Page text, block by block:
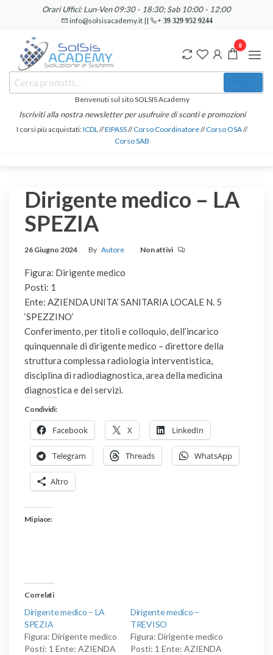
contenuto
Orari Uffici: Lun-Ven 09:30 - 18:30; Sab 10:00 - 12:00
info@solsisacademy.it || + 39 329 952 9244
SOLSIS
Academy
Corsi e
Certificazioni
Linguistiche
Benvenuti sul sito SOLSIS Academy
Iscriviti alla nostra newsletter per usufruire di sconti e promozioni
I corsi più acquistati:ICDL//EIPASS//Corso Coordinatore//Corso OSA//
Corso SAB
0
Dirigente medico – LA
SPEZIA
26 Giugno 2024 By Autore Non attivi
Figura: Dirigente medico
Posti: 1
Ente: AZIENDA UNITA’ SANITARIA LOCALE N. 5
‘SPEZZINO’
Conferimento, per titoli e colloquio, dell’incarico
quinquennale di dirigente medico – direttore della
struttura complessa radiologia interventistica,
disciplina di radiodiagnostica, area della medicina
diagnostica e dei servizi.
Condividi:
Facebook X LinkedIn
Telegram Threads WhatsApp
Altro
Mi piace:
Correlati
Dirigente medico – LA
SPEZIA
Figura: Dirigente medico
Posti: 1 Ente: AZIENDA
Dirigente medico –
TREVISO
Figura: Dirigente medico
Posti: 1 Ente: AZIENDA